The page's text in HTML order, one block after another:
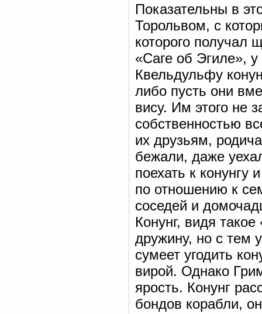
Показательны в
Торольвом, с
которого получал
«Саге об Эгиле», у
Квельдульфу
либо пусть они
вису. Им этого не
собственностью
их друзьям,
бежали, даже
поехать к конунгу
по отношению к
соседей и
Конунг, видя
дружину, но с тем
сумеет угодить
вирой. Однако
ярость. Конунг
бондов корабли,